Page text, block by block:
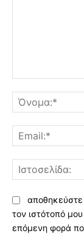
αποθηκεύστε
τον ιστότοπό
επόμενη φορά